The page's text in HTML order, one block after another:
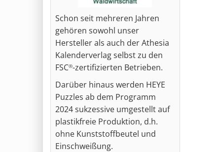
Schon seit mehreren Jahren
gehören sowohl unser
Hersteller als auch der Athesia
Kalenderverlag selbst zu den
FSC®-zertifizierten Betrieben.
Darüber hinaus werden HEYE
Puzzles ab dem Programm
2024 sukzessive umgestellt auf
plastikfreie Produktion, d.h.
ohne Kunststoffbeutel und
Einschweißung.